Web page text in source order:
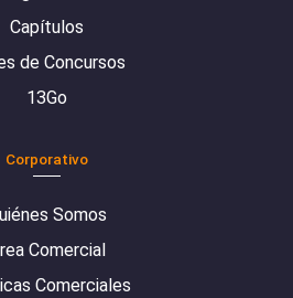
Capítulos
de Concursos
13Go
Corporativo
Somos
Comercial
Comerciales